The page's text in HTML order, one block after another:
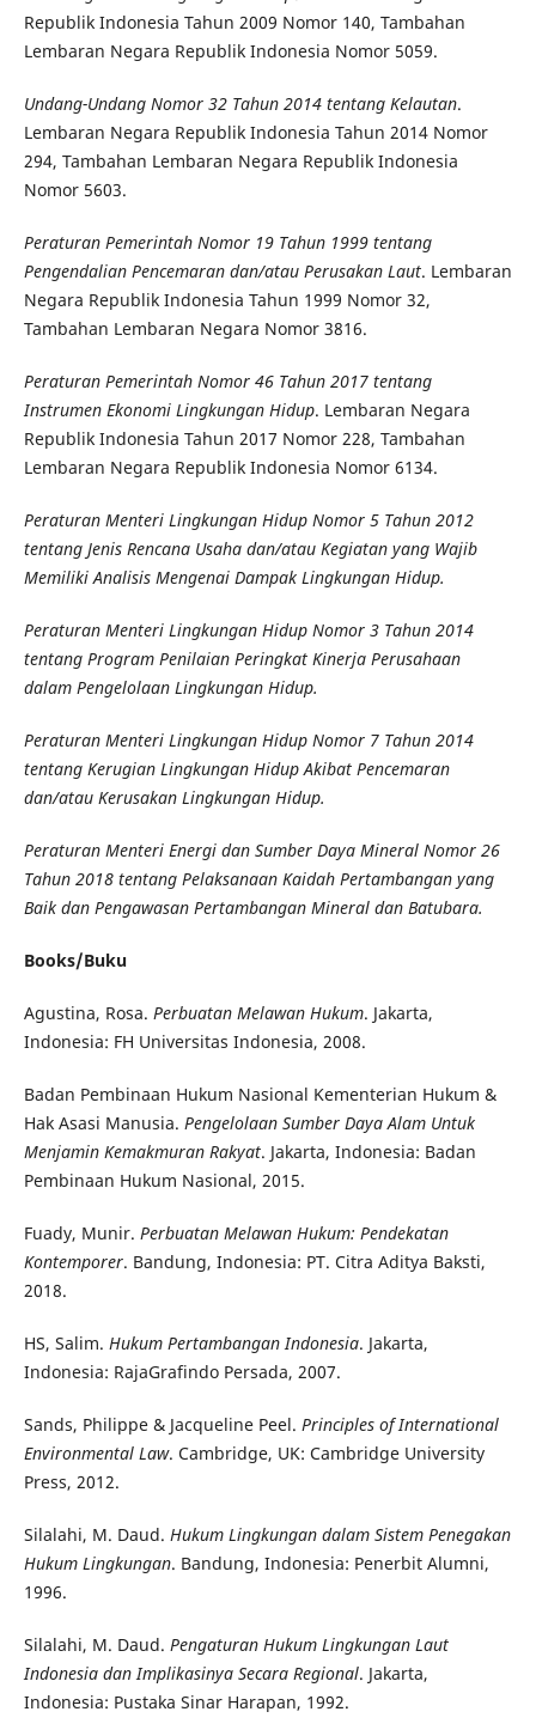
Republik Indonesia Tahun 2009 Nomor 140, Tambahan
Lembaran Negara Republik Indonesia Nomor 5059.
Undang-Undang Nomor 32 Tahun 2014 tentang Kelautan.
Lembaran Negara Republik Indonesia Tahun 2014 Nomor
294, Tambahan Lembaran Negara Republik Indonesia
Nomor 5603.
Peraturan Pemerintah Nomor 19 Tahun 1999 tentang
Pengendalian Pencemaran dan/atau Perusakan Laut. Lembaran
Negara Republik Indonesia Tahun 1999 Nomor 32,
Tambahan Lembaran Negara Nomor 3816.
Peraturan Pemerintah Nomor 46 Tahun 2017 tentang
Instrumen Ekonomi Lingkungan Hidup. Lembaran Negara
Republik Indonesia Tahun 2017 Nomor 228, Tambahan
Lembaran Negara Republik Indonesia Nomor 6134.
Peraturan Menteri Lingkungan Hidup Nomor 5 Tahun 2012
tentang Jenis Rencana Usaha dan/atau Kegiatan yang Wajib
Memiliki Analisis Mengenai Dampak Lingkungan Hidup.
Peraturan Menteri Lingkungan Hidup Nomor 3 Tahun 2014
tentang Program Penilaian Peringkat Kinerja Perusahaan
dalam Pengelolaan Lingkungan Hidup.
Peraturan Menteri Lingkungan Hidup Nomor 7 Tahun 2014
tentang Kerugian Lingkungan Hidup Akibat Pencemaran
dan/atau Kerusakan Lingkungan Hidup.
Peraturan Menteri Energi dan Sumber Daya Mineral Nomor 26
Tahun 2018 tentang Pelaksanaan Kaidah Pertambangan yang
Baik dan Pengawasan Pertambangan Mineral dan Batubara.
Books/Buku
Agustina, Rosa. Perbuatan Melawan Hukum. Jakarta,
Indonesia: FH Universitas Indonesia, 2008.
Badan Pembinaan Hukum Nasional Kementerian Hukum &
Hak Asasi Manusia. Pengelolaan Sumber Daya Alam Untuk
Menjamin Kemakmuran Rakyat. Jakarta, Indonesia: Badan
Pembinaan Hukum Nasional, 2015.
Fuady, Munir. Perbuatan Melawan Hukum: Pendekatan
Kontemporer. Bandung, Indonesia: PT. Citra Aditya Baksti,
2018.
HS, Salim. Hukum Pertambangan Indonesia. Jakarta,
Indonesia: RajaGrafindo Persada, 2007.
Sands, Philippe & Jacqueline Peel. Principles of International
Environmental Law. Cambridge, UK: Cambridge University
Press, 2012.
Silalahi, M. Daud. Hukum Lingkungan dalam Sistem Penegakan
Hukum Lingkungan. Bandung, Indonesia: Penerbit Alumni,
1996.
Silalahi, M. Daud. Pengaturan Hukum Lingkungan Laut
Indonesia dan Implikasinya Secara Regional. Jakarta,
Indonesia: Pustaka Sinar Harapan, 1992.